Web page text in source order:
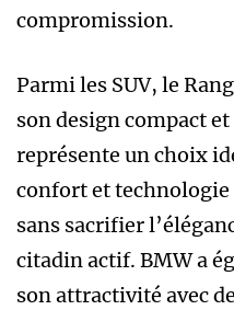
compromission.
Parmi les SUV, le
son design compact
représente un choix
confort et technologie
sans sacrifier
citadin actif. BMW a
son attractivité avec